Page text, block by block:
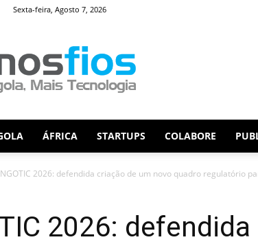
Sexta-feira, Agosto 7, 2026
Fios
ÁFRICA STARTUPS COLABORE
2026: defendida criação de um novo quadro regulatório
2026: